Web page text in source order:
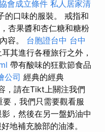
會成立條件 私人居家清
的口味的服裝。 戒指和
杏果醬和杏仁糖和糖粉
容。 台胞證台中 台中
其進行各種旅行之外，
帶有酸味的狂歡節食品
公司 經典的經典
，請在Tikt上關注我們
，我們只需要觀看服
，然後在另一盤奶油中
地補充臉部的油漆。